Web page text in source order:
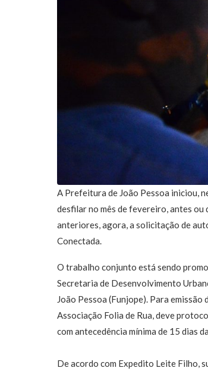
A Prefeitura de João Pessoa iniciou,
desfilar no mês de fevereiro, antes
anteriores, agora, a solicitação de
Conectada.
O trabalho conjunto está sendo
Secretaria de Desenvolvimento
João Pessoa (Funjope). Para
Associação Folia de Rua, deve
com antecedência mínima de 15 dias
De acordo com Expedito Leite Filho,